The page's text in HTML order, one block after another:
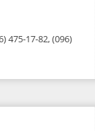
475-17-82, (096)